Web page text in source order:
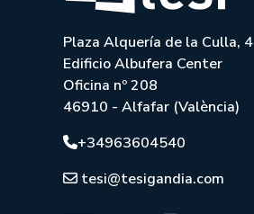
Plaza Alquería de la Culla, 4
Edificio Albufera Center
Oficina nº 208
46910 - Alfafar (València)
+34963604540
tesi@tesigandia.com